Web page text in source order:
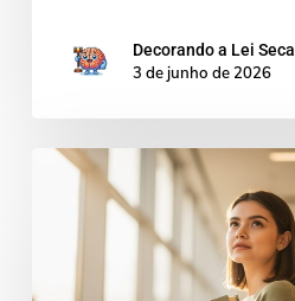
Decorando a Lei Seca
3 de junho de 2026
Assinatura
Decorando